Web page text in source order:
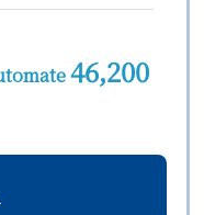
46,200